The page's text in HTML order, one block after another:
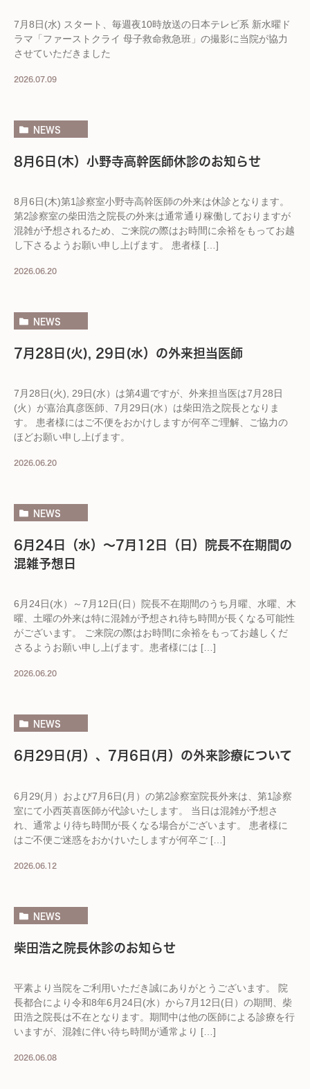
7月8日(水) スタート、毎週夜10時放送の日本テレビ系 新水曜ド
ラマ「ファーストクライ 母子救命救急班」の撮影に当院が協力
させていただきました
2026.07.09
NEWS
8月6日(木）小野寺高幹医師休診のお知らせ
8月6日(木)第1診察室小野寺高幹医師の外来は休診となります。
第2診察室の柴田浩之院長の外来は通常通り稼働しておりますが
混雑が予想されるため、ご来院の際はお時間に余裕をもってお越
し下さるようお願い申し上げます。 患者様 […]
2026.06.20
NEWS
7月28日(火), 29日(水）の外来担当医師
7月28日(火), 29日(水）は第4週ですが、外来担当医は7月28日
(火）が嘉治真彦医師、7月29日(水）は柴田浩之院長となりま
す。 患者様にはご不便をおかけしますが何卒ご理解、ご協力の
ほどお願い申し上げます。
2026.06.20
NEWS
6月24日（水）～7月12日（日）院長不在期間の
混雑予想日
6月24日(水）～7月12日(日）院長不在期間のうち月曜、水曜、木
曜、土曜の外来は特に混雑が予想され待ち時間が長くなる可能性
がございます。 ご来院の際はお時間に余裕をもってお越しくだ
さるようお願い申し上げます。患者様には […]
2026.06.20
NEWS
6月29日(月）、7月6日(月）の外来診療について
6月29(月）および7月6日(月）の第2診察室院長外来は、第1診察
室にて小西英喜医師が代診いたします。 当日は混雑が予想さ
れ、通常より待ち時間が長くなる場合がございます。 患者様に
はご不便ご迷惑をおかけいたしますが何卒ご […]
2026.06.12
NEWS
柴田浩之院長休診のお知らせ
平素より当院をご利用いただき誠にありがとうございます。 院
長都合により令和8年6月24日(水）から7月12日(日）の期間、柴
田浩之院長は不在となります。期間中は他の医師による診療を行
いますが、混雑に伴い待ち時間が通常より […]
2026.06.08